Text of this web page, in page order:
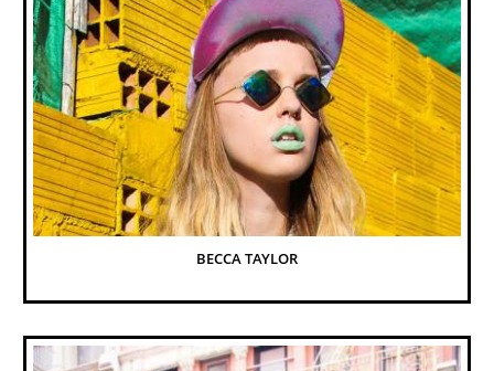
BECCA TAYLOR